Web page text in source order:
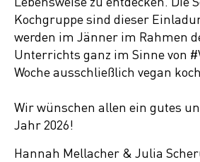
Kochgruppe sind dieser
werden im Jänner im Rahmen
Unterrichts ganz im Sinne von
Woche ausschließlich vegan
Wir wünschen allen ein gutes
Jahr 2026!
Hannah Mellacher & Julia